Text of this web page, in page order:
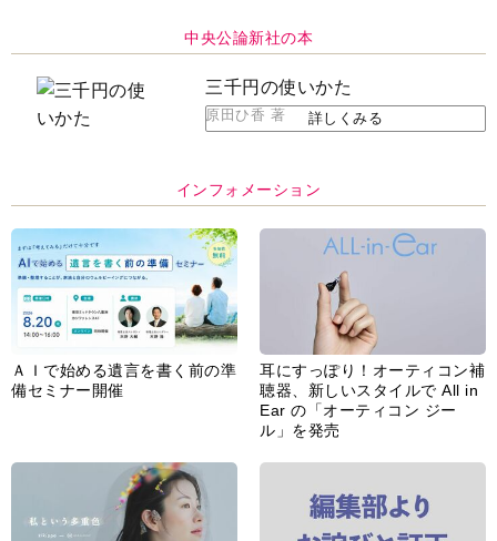
中央公論新社の本
三千円の使いかた
原田ひ香 著 詳しくみる
インフォメーション
ＡＩで始める遺言を書く前の準
備セミナー開催
耳にすっぽり！オーティコン補
聴器、新しいスタイルで All in
Ear の「オーティコン ジー
ル」を発売